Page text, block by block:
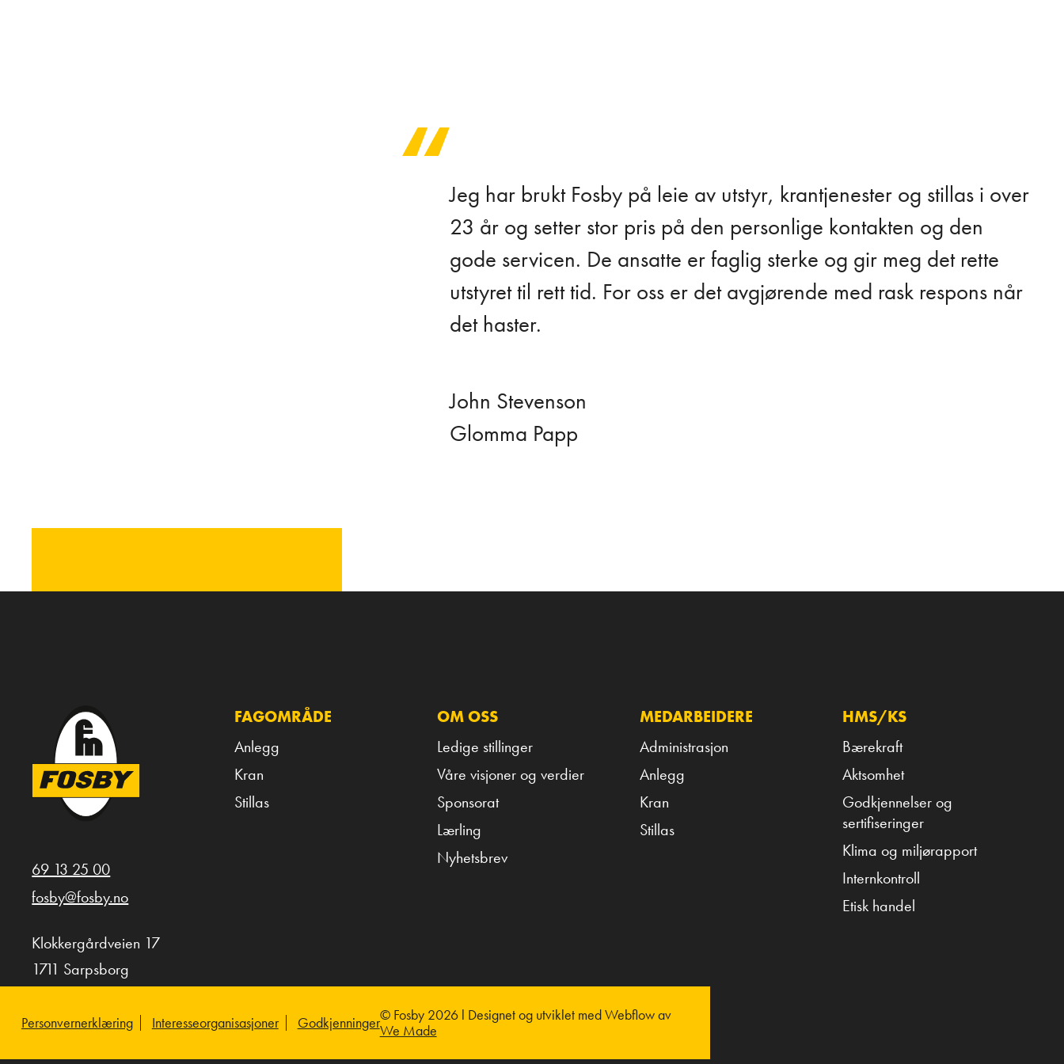
Jeg har brukt Fosby på leie av utstyr, krantjenester og stillas i over
23 år og setter stor pris på den personlige kontakten og den
gode servicen. De ansatte er faglig sterke og gir meg det rette
utstyret til rett tid. For oss er det avgjørende med rask respons når
det haster.
John Stevenson
Glomma Papp
69 13 25 00
fosby@fosby.no
Klokkergårdveien 17
1711 Sarpsborg
FAGOMRÅDE
Anlegg
Kran
Stillas
OM OSS
Ledige stillinger
Våre visjoner og verdier
Sponsorat
Lærling
Nyhetsbrev
MEDARBEIDERE
Administrasjon
Anlegg
Kran
Stillas
HMS/KS
Bærekraft
Aktsomhet
Godkjennelser og
sertifiseringer
Klima og miljørapport
Internkontroll
Etisk handel
Personvernerklæring Interesseorganisasjoner Godkjenninger© Fosby 2026 l Designet og utviklet med Webflow av
We Made